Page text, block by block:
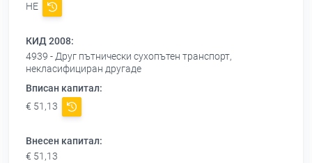
НЕ
КИД 2008:
4939 - Друг пътнически сухопътен транспорт,
некласифициран другаде
Вписан капитал:
€ 51,13
Внесен капитал:
€ 51,13